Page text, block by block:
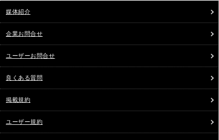
媒体紹介
企業お問合せ
ユーザーお問合せ
良くある質問
掲載規約
ユーザー規約